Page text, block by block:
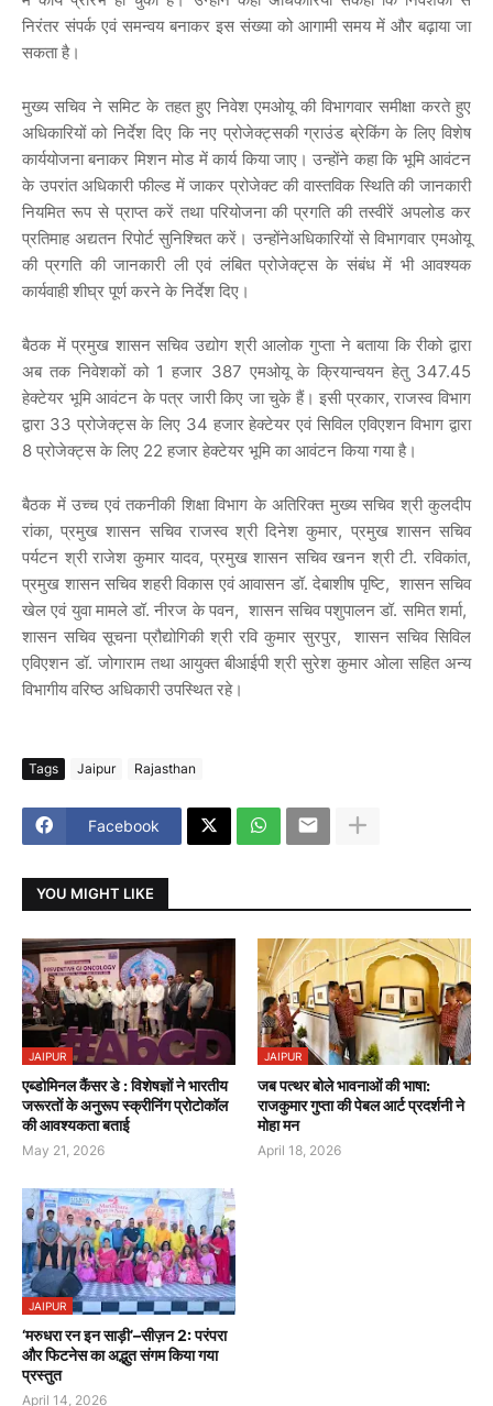
निरंतर संपर्क एवं समन्वय बनाकर इस संख्या को आगामी समय में और बढ़ाया जा
सकता है।
मुख्य सचिव ने समिट के तहत हुए निवेश एमओयू की विभागवार समीक्षा करते हुए
अधिकारियों को निर्देश दिए कि नए प्रोजेक्ट्सकी ग्राउंड ब्रेकिंग के लिए विशेष
कार्ययोजना बनाकर मिशन मोड में कार्य किया जाए। उन्होंने कहा कि भूमि आवंटन
के उपरांत अधिकारी फील्ड में जाकर प्रोजेक्ट की वास्तविक स्थिति की जानकारी
नियमित रूप से प्राप्त करें तथा परियोजना की प्रगति की तस्वीरें अपलोड कर
प्रतिमाह अद्यतन रिपोर्ट सुनिश्चित करें। उन्होंनेअधिकारियों से विभागवार एमओयू
की प्रगति की जानकारी ली एवं लंबित प्रोजेक्ट्स के संबंध में भी आवश्यक
कार्यवाही शीघ्र पूर्ण करने के निर्देश दिए।
बैठक में प्रमुख शासन सचिव उद्योग श्री आलोक गुप्ता ने बताया कि रीको द्वारा
अब तक निवेशकों को 1 हजार 387 एमओयू के क्रियान्वयन हेतु 347.45
हेक्टेयर भूमि आवंटन के पत्र जारी किए जा चुके हैं। इसी प्रकार, राजस्व विभाग
द्वारा 33 प्रोजेक्ट्स के लिए 34 हजार हेक्टेयर एवं सिविल एविएशन विभाग द्वारा
8 प्रोजेक्ट्स के लिए 22 हजार हेक्टेयर भूमि का आवंटन किया गया है।
बैठक में उच्च एवं तकनीकी शिक्षा विभाग के अतिरिक्त मुख्य सचिव श्री कुलदीप
रांका, प्रमुख शासन सचिव राजस्व श्री दिनेश कुमार, प्रमुख शासन सचिव
पर्यटन श्री राजेश कुमार यादव, प्रमुख शासन सचिव खनन श्री टी. रविकांत,
प्रमुख शासन सचिव शहरी विकास एवं आवासन डॉ. देबाशीष पृष्टि, शासन सचिव
खेल एवं युवा मामले डॉ. नीरज के पवन, शासन सचिव पशुपालन डॉ. समित शर्मा,
शासन सचिव सूचना प्रौद्योगिकी श्री रवि कुमार सुरपुर, शासन सचिव सिविल
एविएशन डॉ. जोगाराम तथा आयुक्त बीआईपी श्री सुरेश कुमार ओला सहित अन्य
विभागीय वरिष्ठ अधिकारी उपस्थित रहे।
Tags Jaipur Rajasthan
Facebook
YOU MIGHT LIKE
JAIPUR
एब्डोमिनल कैंसर डे : विशेषज्ञों ने भारतीय
जरूरतों के अनुरूप स्क्रीनिंग प्रोटोकॉल
की आवश्यकता बताई
May 21, 2026
JAIPUR
जब पत्थर बोले भावनाओं की भाषा:
राजकुमार गुप्ता की पेबल आर्ट प्रदर्शनी ने
मोहा मन
April 18, 2026
JAIPUR
‘मरुधरा रन इन साड़ी’–सीज़न 2: परंपरा
और फिटनेस का अद्भुत संगम किया गया
प्रस्तुत
April 14, 2026